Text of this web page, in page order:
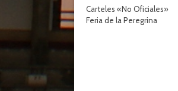
Carteles «No Oficiales»
Feria de la Peregrina